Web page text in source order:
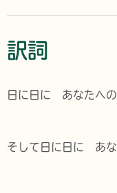
訳詞
日に日に あなたへ
そして日に日に あな